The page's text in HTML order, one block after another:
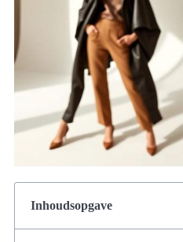
Inhoudsopgave